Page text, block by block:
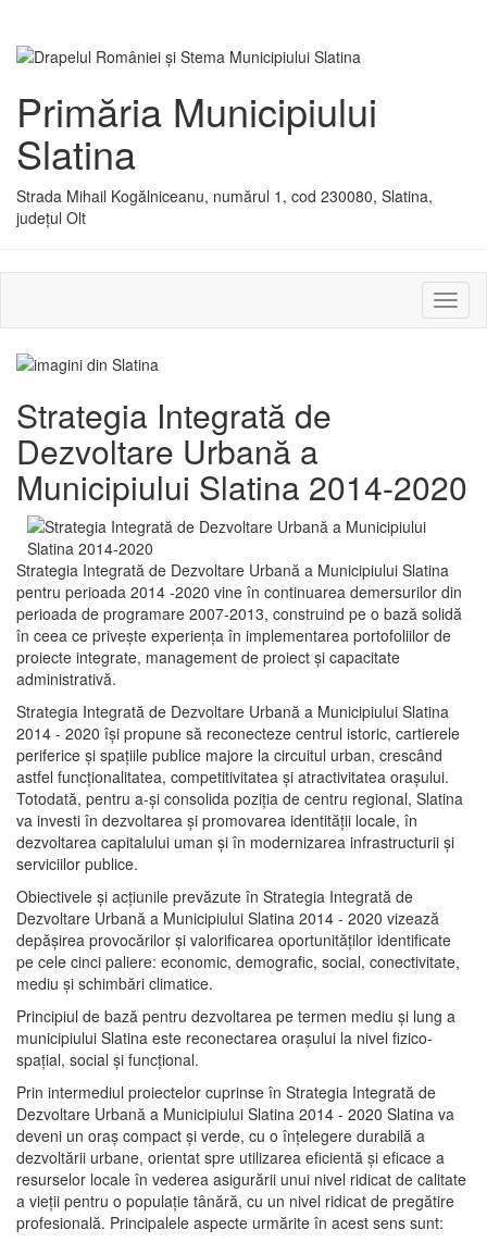
Primăria Municipiului
Slatina
Strada Mihail Kogălniceanu, numărul 1, cod 230080, Slatina,
județul Olt
sau
Strategia Integrată de
Dezvoltare Urbană a
Municipiului Slatina 2014-2020
Strategia Integrată de Dezvoltare Urbană a Municipiului Slatina
pentru perioada 2014 -2020 vine în continuarea demersurilor din
perioada de programare 2007-2013, construind pe o bază solidă
în ceea ce priveşte experienţa în implementarea portofoliilor de
proiecte integrate, management de proiect și capacitate
administrativă.
Strategia Integrată de Dezvoltare Urbană a Municipiului Slatina
2014 - 2020 își propune să reconecteze centrul istoric, cartierele
periferice şi spaţiile publice majore la circuitul urban, crescând
astfel funcţionalitatea, competitivitatea şi atractivitatea oraşului.
Totodată, pentru a-şi consolida poziţia de centru regional, Slatina
va investi în dezvoltarea şi promovarea identităţii locale, în
dezvoltarea capitalului uman şi în modernizarea infrastructurii şi
serviciilor publice.
Obiectivele şi acţiunile prevăzute în Strategia Integrată de
Dezvoltare Urbană a Municipiului Slatina 2014 - 2020 vizează
depășirea provocărilor şi valorificarea oportunităţilor identificate
pe cele cinci paliere: economic, demografic, social, conectivitate,
mediu şi schimbări climatice.
Principiul de bază pentru dezvoltarea pe termen mediu şi lung a
municipiului Slatina este reconectarea oraşului la nivel fizico-
spaţial, social şi funcţional.
Prin intermediul proiectelor cuprinse în Strategia Integrată de
Dezvoltare Urbană a Municipiului Slatina 2014 - 2020 Slatina va
deveni un oraş compact şi verde, cu o înţelegere durabilă a
dezvoltării urbane, orientat spre utilizarea eficientă şi eficace a
resurselor locale în vederea asigurării unui nivel ridicat de calitate
a vieţii pentru o populaţie tânără, cu un nivel ridicat de pregătire
profesională. Principalele aspecte urmărite în acest sens sunt: